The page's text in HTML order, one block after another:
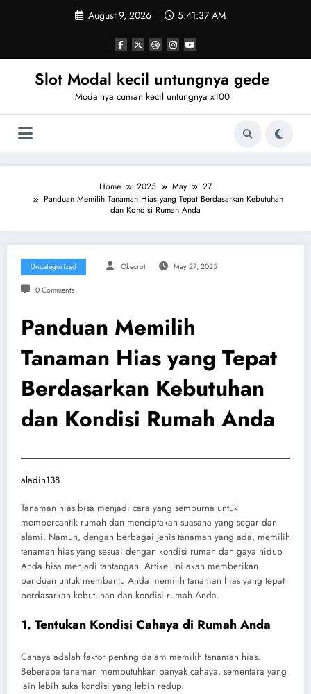
August 9, 2026 5:41:37 AM
Slot Modal kecil untungnya gede
Modalnya cuman kecil untungnya x100
Home 2025 May
27
Panduan Memilih Tanaman Hias yang Tepat Berdasarkan Kebutuhan
dan Kondisi Rumah Anda
Uncategorized Okecrot May 27, 2025
0 Comments
Panduan Memilih
Tanaman Hias yang Tepat
Berdasarkan Kebutuhan
dan Kondisi Rumah Anda
aladin138
Tanaman hias bisa menjadi cara yang sempurna untuk
mempercantik rumah dan menciptakan suasana yang segar dan
alami. Namun, dengan berbagai jenis tanaman yang ada, memilih
tanaman hias yang sesuai dengan kondisi rumah dan gaya hidup
Anda bisa menjadi tantangan. Artikel ini akan memberikan
panduan untuk membantu Anda memilih tanaman hias yang tepat
berdasarkan kebutuhan dan kondisi rumah Anda.
1. Tentukan Kondisi Cahaya di Rumah Anda
Cahaya adalah faktor penting dalam memilih tanaman hias.
Beberapa tanaman membutuhkan banyak cahaya, sementara yang
lain lebih suka kondisi yang lebih redup.